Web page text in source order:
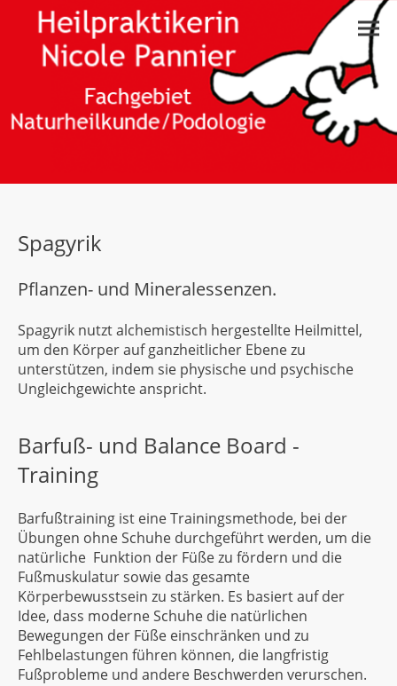
Spagyrik
Pflanzen- und Mineralessenzen.
Spagyrik nutzt alchemistisch hergestellte Heilmittel,
um den Körper auf ganzheitlicher Ebene zu
unterstützen, indem sie physische und psychische
Ungleichgewichte anspricht.
Barfuß- und Balance Board -
Training
Barfußtraining ist eine Trainingsmethode, bei der
Übungen ohne Schuhe durchgeführt werden, um die
natürliche Funktion der Füße zu fördern und die
Fußmuskulatur sowie das gesamte
Körperbewusstsein zu stärken. Es basiert auf der
Idee, dass moderne Schuhe die natürlichen
Bewegungen der Füße einschränken und zu
Fehlbelastungen führen können, die langfristig
Fußprobleme und andere Beschwerden verurschen.